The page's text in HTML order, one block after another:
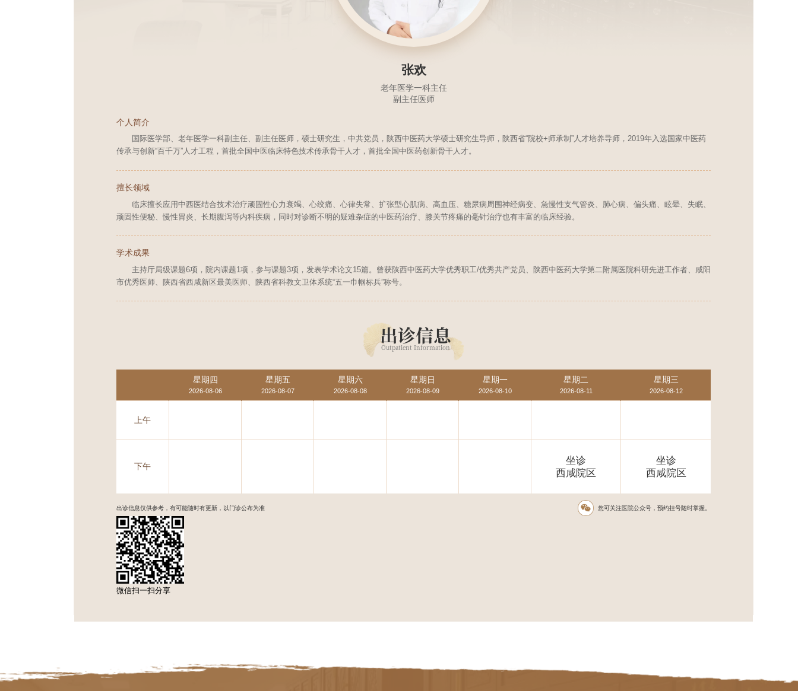
张欢
老年医学一科主任
副主任医师
个人简介
国际医学部、老年医学一科副主任、副主任医师，硕士研究生，中共党员，陕西中医药大学硕士研究生导师，陕西省“院校+师承制”人才培养导师，2019年入选国家中医药
传承与创新“百千万”人才工程，首批全国中医临床特色技术传承骨干人才，首批全国中医药创新骨干人才。
擅长领域
临床擅长应用中西医结合技术治疗顽固性心力衰竭、心绞痛、心律失常、扩张型心肌病、高血压、糖尿病周围神经病变、急慢性支气管炎、肺心病、偏头痛、眩晕、失眠、
顽固性便秘、慢性胃炎、长期腹泻等内科疾病，同时对诊断不明的疑难杂症的中医药治疗、膝关节疼痛的毫针治疗也有丰富的临床经验。
学术成果
主持厅局级课题6项，院内课题1项，参与课题3项，发表学术论文15篇。曾获陕西中医药大学优秀职工/优秀共产党员、陕西中医药大学第二附属医院科研先进工作者、咸阳
市优秀医师、陕西省西咸新区最美医师、陕西省科教文卫体系统“五一巾帼标兵”称号。
出诊信息
Outpatient Information
星期四
2026-08-06
星期五
2026-08-07
星期六
2026-08-08
星期日
2026-08-09
星期一
2026-08-10
星期二
2026-08-11
星期三
2026-08-12
上午
下午
坐诊
西咸院区
坐诊
西咸院区
出诊信息仅供参考，有可能随时有更新，以门诊公布为准 您可关注医院公众号，预约挂号随时掌握。
微信扫一扫分享